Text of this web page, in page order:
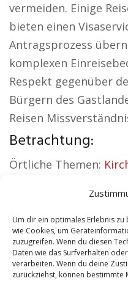
Um dir ein optimales Erlebnis
wie Cookies, um
zuzugreifen. Wenn du diesen
Daten wie das Surfverhalten
verarbeiten. Wenn du deine
zurückziehst, können bestimmte
vermeiden. Einige
bieten einen
Antragsprozess
komplexen
Respekt gegenüber
Bürgern des
Reisen
Betrachtung:
Örtliche Themen:
Sicherheitsdienst
Nordfriesland|
Schamane
Contents [show]